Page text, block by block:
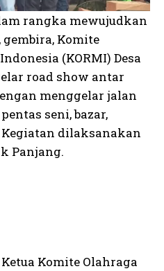
rangka mewujudkan
gembira, Komite
(KORMI) Desa
road show antar
menggelar jalan
seni, bazar,
dilaksanakan
Panjang.
Komite Olahraga